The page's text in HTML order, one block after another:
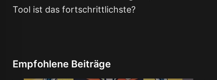
Tool ist das fortschrittlichste?
Empfohlene Beiträge